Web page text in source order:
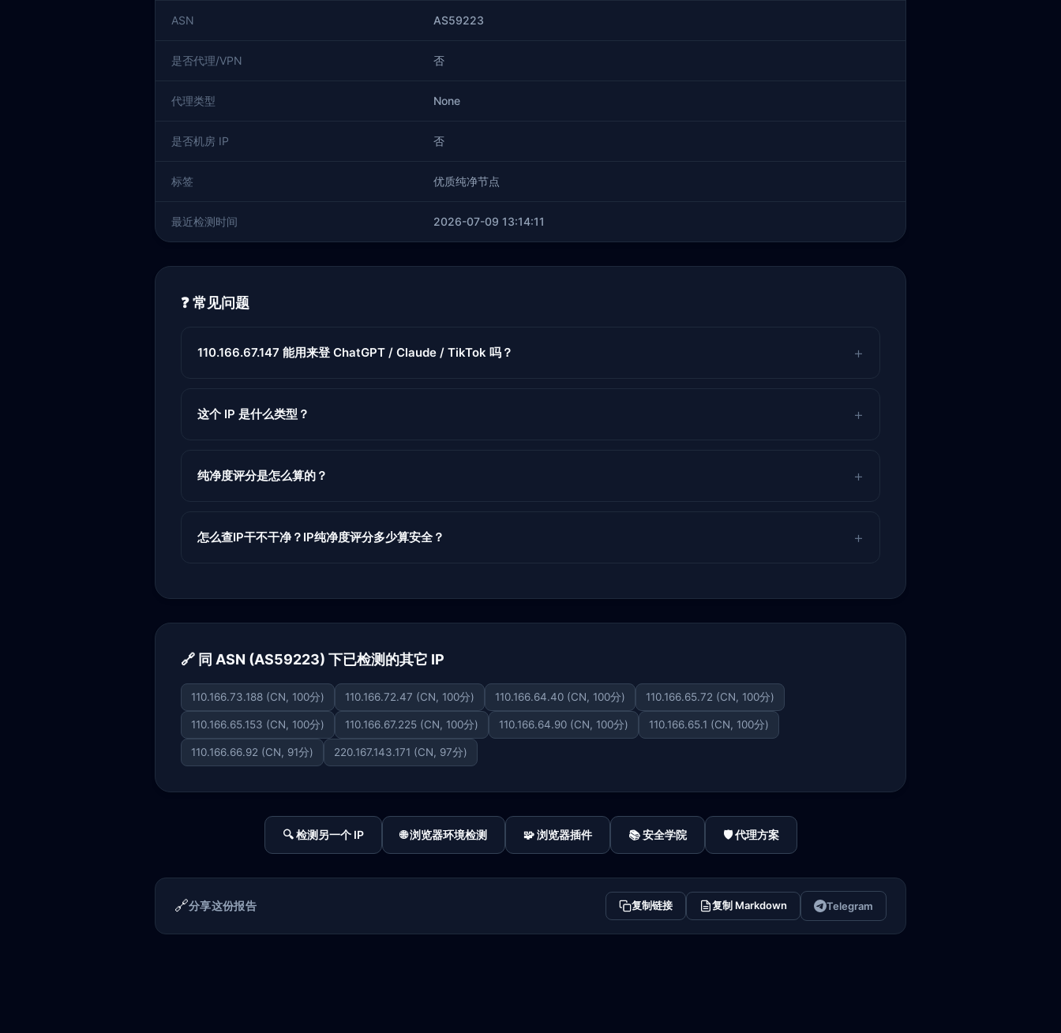
ASN AS59223
是否代理/VPN 否
代理类型 None
是否机房 IP 否
标签 优质纯净节点
最近检测时间 2026-07-09 13:14:11
❓ 常见问题
110.166.67.147 能用来登 ChatGPT / Claude / TikTok 吗？
这个 IP 是什么类型？
纯净度评分是怎么算的？
怎么查IP干不干净？IP纯净度评分多少算安全？
🔗 同 ASN (AS59223) 下已检测的其它 IP
110.166.73.188 (CN, 100分) 110.166.72.47 (CN, 100分) 110.166.64.40 (CN, 100分) 110.166.65.72 (CN, 100分)
110.166.65.153 (CN, 100分) 110.166.67.225 (CN, 100分) 110.166.64.90 (CN, 100分) 110.166.65.1 (CN, 100分)
110.166.66.92 (CN, 91分) 220.167.143.171 (CN, 97分)
🔍 检测另一个 IP 🌐 浏览器环境检测 🧩 浏览器插件 📚 安全学院 🛡️ 代理方案
🔗分享这份报告 复制链接 复制 Markdown Telegram